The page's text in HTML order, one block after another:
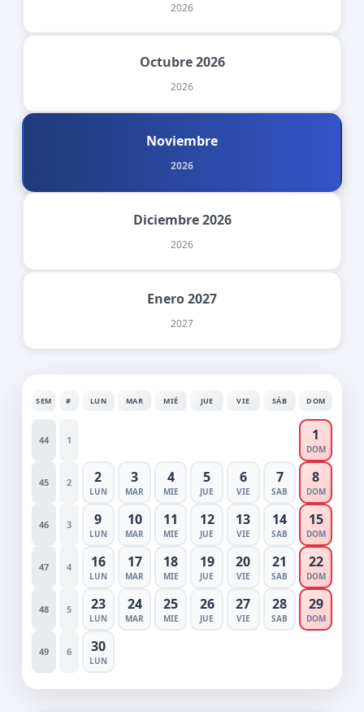
2026
Octubre 2026
2026
Noviembre
2026
Diciembre 2026
2026
Enero 2027
2027
SEM # LUN MAR MIÉ JUE VIE SÁB DOM
44 1 1
DOM
45 2 2
LUN
3
MAR
4
MIE
5
JUE
6
VIE
7
SAB
8
DOM
46 3 9
LUN
10
MAR
11
MIE
12
JUE
13
VIE
14
SAB
15
DOM
47 4 16
LUN
17
MAR
18
MIE
19
JUE
20
VIE
21
SAB
22
DOM
48 5 23
LUN
24
MAR
25
MIE
26
JUE
27
VIE
28
SAB
29
DOM
49 6 30
LUN